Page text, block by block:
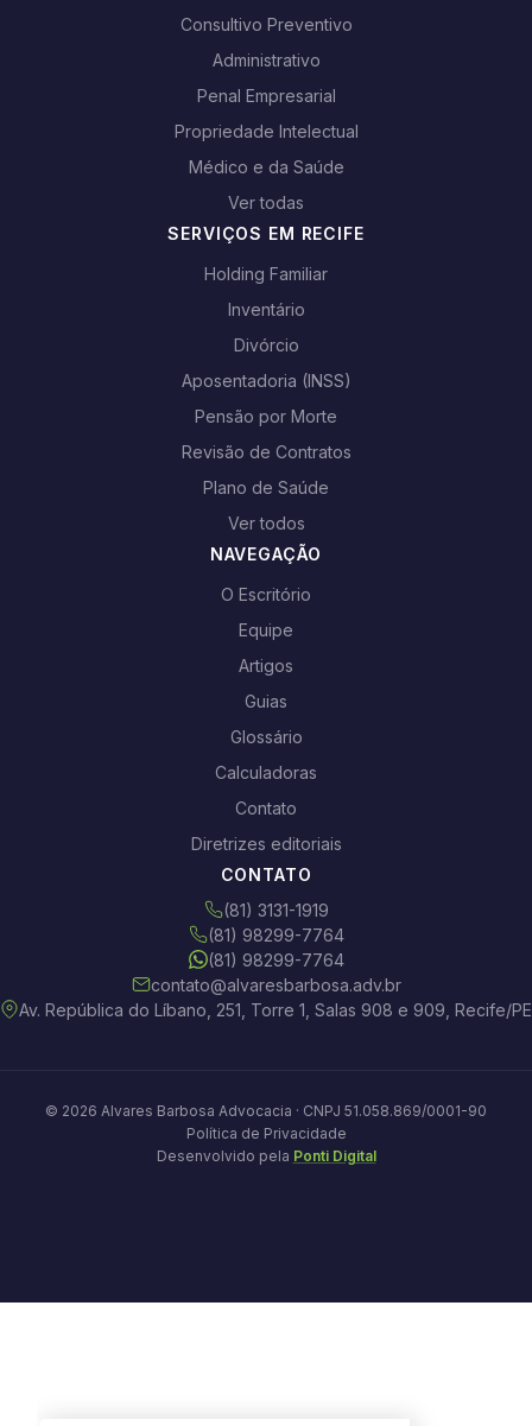
Consultivo Preventivo
Administrativo
Penal Empresarial
Propriedade Intelectual
Médico e da Saúde
Ver todas
SERVIÇOS EM RECIFE
Holding Familiar
Inventário
Divórcio
Aposentadoria (INSS)
Pensão por Morte
Revisão de Contratos
Plano de Saúde
Ver todos
NAVEGAÇÃO
O Escritório
Equipe
Artigos
Guias
Glossário
Calculadoras
Contato
Diretrizes editoriais
CONTATO
(81) 3131-1919
(81) 98299-7764
(81) 98299-7764
contato@alvaresbarbosa.adv.br
Av. República do Líbano, 251, Torre 1, Salas 908 e 909, Recife/PE
© 2026 Alvares Barbosa Advocacia · CNPJ 51.058.869/0001-90
Política de Privacidade
Desenvolvido pela Ponti Digital